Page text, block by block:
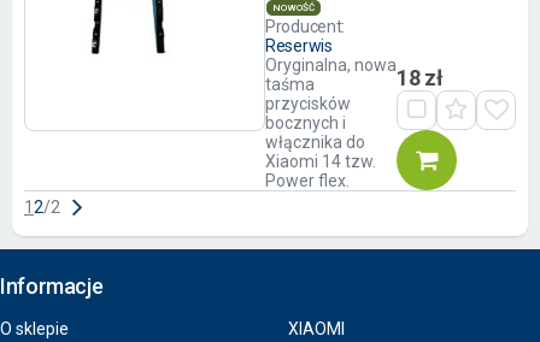
NOWOŚĆ
Producent:
Reserwis
Oryginalna, nowa
taśma
przycisków
bocznych i
włącznika do
Xiaomi 14 tzw.
Power flex.
18 zł
1 2/2
Informacje
O sklepie
XIAOMI